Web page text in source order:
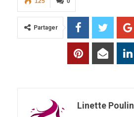
Partager
Linette Poulin